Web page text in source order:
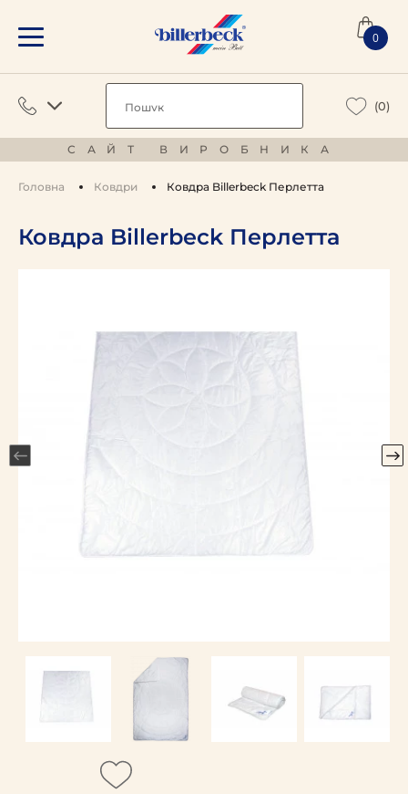
0
(0)
САЙТ ВИРОБНИКА
Головна Ковдри Ковдра Billerbeck Перлетта
Ковдра Billerbeck Перлетта